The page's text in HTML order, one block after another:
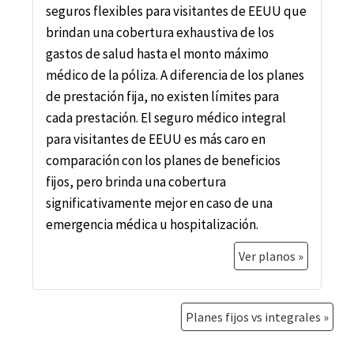
que no es "agudo", sino simplemente un
empeoramiento de su condición. Conocemos
una póliza que ofrece un seguro médico
temporal con cobertura para el inicio agudo
de condiciones preexistentes. Es Trawick
International’sSafe Travels USA
Comprehensive.
En primer lugar, ellos definen las condiciones
preexistentes de la siguiente manera: Una
condición preexistente es aquella por la cual
el asegurado recibió tratamiento o tomó
medicamentos en los últimos 12 meses antes
del inicio de la póliza. Si la dosis del
medicamento no ha cambiado y se toma como
seguros flexibles para visitantes de EEUU que
brindan una cobertura exhaustiva de los
gastos de salud hasta el monto máximo
médico de la póliza. A diferencia de los planes
de prestación fija, no existen límites para
cada prestación. El seguro médico integral
para visitantes de EEUU es más caro en
comparación con los planes de beneficios
fijos, pero brinda una cobertura
significativamente mejor en caso de una
emergencia médica u hospitalización.
Ver planos »
Planes fijos vs integrales »